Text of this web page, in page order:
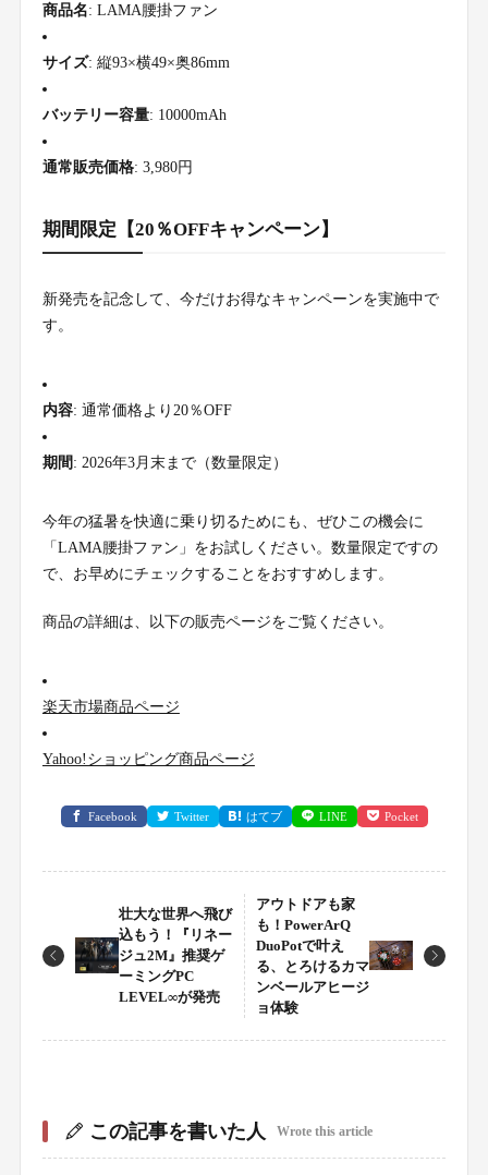
商品名: LAMA腰掛ファン
サイズ: 縦93×横49×奥86mm
バッテリー容量: 10000mAh
通常販売価格: 3,980円
期間限定【20％OFFキャンペーン】
新発売を記念して、今だけお得なキャンペーンを実施中で
す。
内容: 通常価格より20％OFF
期間 : 2026年3月末まで（数量限定）
今年の猛暑を快適に乗り切るためにも、ぜひこの機会に
「LAMA腰掛ファン」をお試しください。数量限定ですの
で、お早めにチェックすることをおすすめします。
商品の詳細は、以下の販売ページをご覧ください。
楽天市場商品ページ
Yahoo!ショッピング商品ページ
Facebook Twitter はてブ LINE Pocket
壮大な世界へ飛び
込もう！『リネー
ジュ2M』推奨ゲ
ーミングPC
LEVEL∞が発売
アウトドアも家
も！PowerArQ
DuoPotで叶え
る、とろけるカマ
ンベールアヒージ
ョ体験
この記事を書いた人 Wrote this article